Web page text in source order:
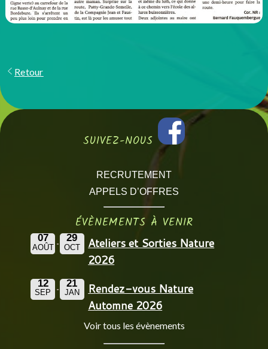
Retour
SUIVEZ-NOUS
RECRUTEMENT
APPELS D’OFFRES
ÉVÈNEMENTS À VENIR
07
AOÛT
29
OCT
Ateliers et Sorties Nature
2026
12
SEP
21
JAN
Rendez-vous Nature
Automne 2026
Voir tous les évènements